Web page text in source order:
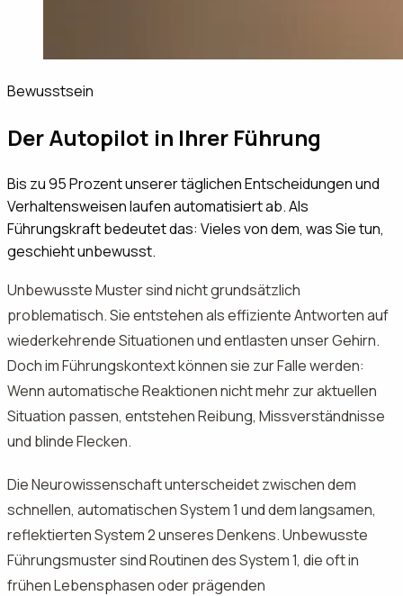
Bewusstsein
Der Autopilot in Ihrer Führung
Bis zu 95 Prozent unserer täglichen Entscheidungen und
Verhaltensweisen laufen automatisiert ab. Als
Führungskraft bedeutet das: Vieles von dem, was Sie tun,
geschieht unbewusst.
Unbewusste Muster sind nicht grundsätzlich
problematisch. Sie entstehen als effiziente Antworten auf
wiederkehrende Situationen und entlasten unser Gehirn.
Doch im Führungskontext können sie zur Falle werden:
Wenn automatische Reaktionen nicht mehr zur aktuellen
Situation passen, entstehen Reibung, Missverständnisse
und blinde Flecken.
Die Neurowissenschaft unterscheidet zwischen dem
schnellen, automatischen System 1 und dem langsamen,
reflektierten System 2 unseres Denkens. Unbewusste
Führungsmuster sind Routinen des System 1, die oft in
frühen Lebensphasen oder prägenden